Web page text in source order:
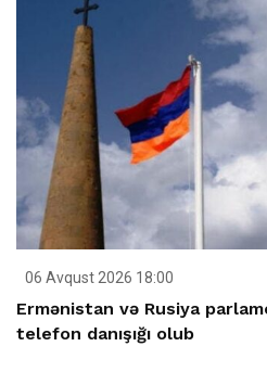
06 Avqust 2026 18:00
Ermənistan və Rusiya
telefon danışığı olub